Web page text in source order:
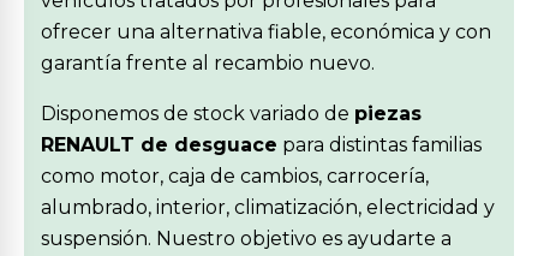
ofrecer una alternativa fiable, económica y con
garantía frente al recambio nuevo.
Disponemos de stock variado de piezas
RENAULT de desguace para distintas familias
como motor, caja de cambios, carrocería,
alumbrado, interior, climatización, electricidad y
suspensión. Nuestro objetivo es ayudarte a